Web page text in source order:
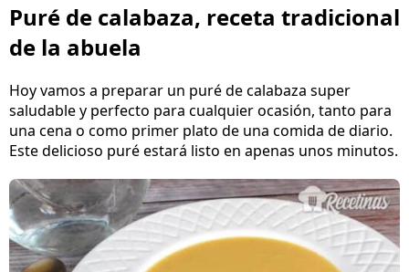
Puré de calabaza, receta tradicional
de la abuela
Hoy vamos a preparar un puré de calabaza super
saludable y perfecto para cualquier ocasión, tanto para
una cena o como primer plato de una comida de diario.
Este delicioso puré estará listo en apenas unos minutos.